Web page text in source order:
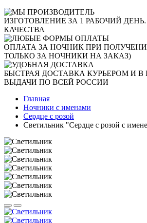
ИЗГОТОВЛЕНИЕ ЗА 1 РАБОЧИЙ
КАЧЕСТВА
ОПЛАТА ЗА НОЧНИК ПРИ
ТОЛЬКО ЗА НОЧНИКИ НА ЗАКАЗ)
БЫСТРАЯ ДОСТАВКА КУРЬЕРОМ И
ВЫДАЧИ ПО ВСЕЙ РОССИИ
Главная
Ночники с именами
Сердце с розой
Светильник "Сердце с розой с